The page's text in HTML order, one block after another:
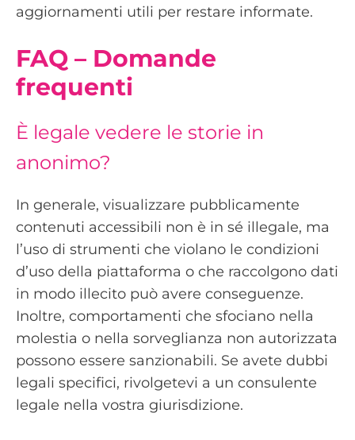
aggiornamenti utili per restare informate.
FAQ – Domande
frequenti
È legale vedere le storie in
anonimo?
In generale, visualizzare pubblicamente
contenuti accessibili non è in sé illegale, ma
l’uso di strumenti che violano le condizioni
d’uso della piattaforma o che raccolgono dati
in modo illecito può avere conseguenze.
Inoltre, comportamenti che sfociano nella
molestia o nella sorveglianza non autorizzata
possono essere sanzionabili. Se avete dubbi
legali specifici, rivolgetevi a un consulente
legale nella vostra giurisdizione.